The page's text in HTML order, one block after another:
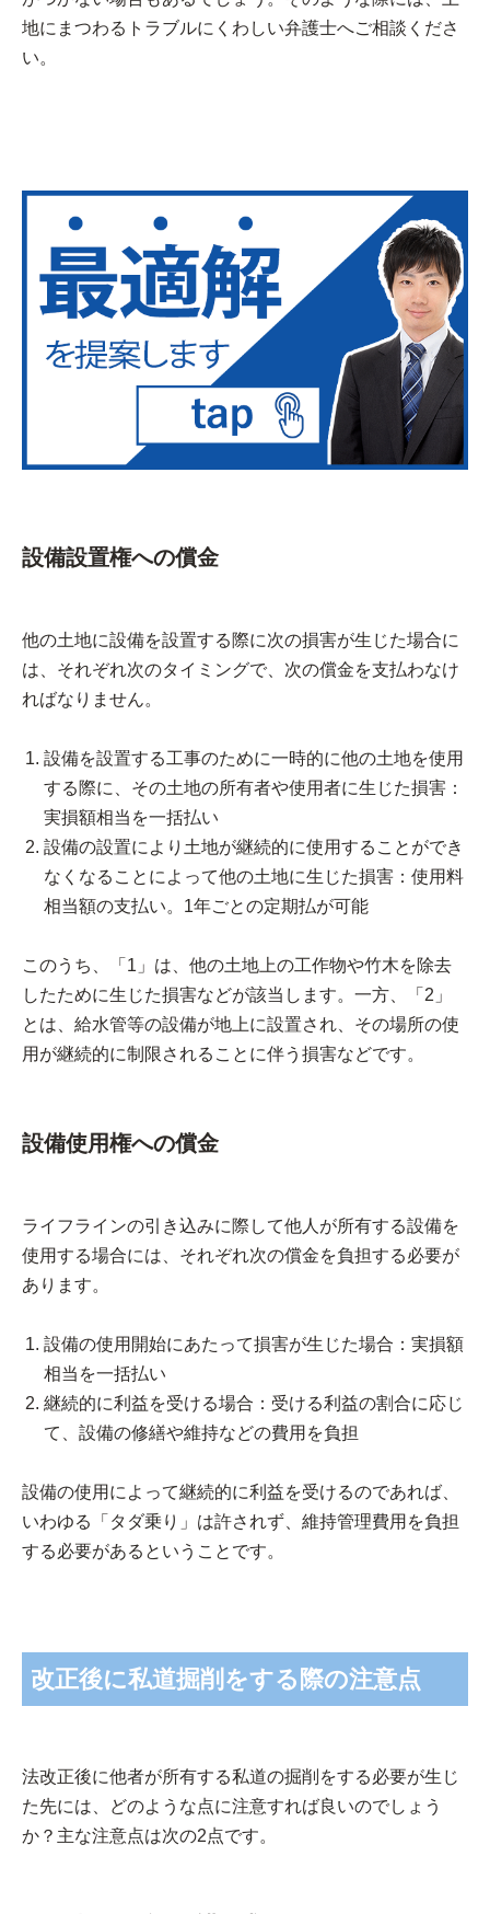
地にまつわるトラブルにくわしい弁護士へご相談くださ
い。
設備設置権への償金
他の土地に設備を設置する際に次の損害が生じた場合に
は、それぞれ次のタイミングで、次の償金を支払わなけ
ればなりません。
設備を設置する工事のために一時的に他の土地を使用
する際に、その土地の所有者や使用者に生じた損害：
実損額相当を一括払い
設備の設置により土地が継続的に使用することができ
なくなることによって他の土地に生じた損害：使用料
相当額の支払い。1年ごとの定期払が可能
このうち、「1」は、他の土地上の工作物や竹木を除去
したために生じた損害などが該当します。一方、「2」
とは、給水管等の設備が地上に設置され、その場所の使
用が継続的に制限されることに伴う損害などです。
設備使用権への償金
ライフラインの引き込みに際して他人が所有する設備を
使用する場合には、それぞれ次の償金を負担する必要が
あります。
設備の使用開始にあたって損害が生じた場合：実損額
相当を一括払い
継続的に利益を受ける場合：受ける利益の割合に応じ
て、設備の修繕や維持などの費用を負担
設備の使用によって継続的に利益を受けるのであれば、
いわゆる「タダ乗り」は許されず、維持管理費用を負担
する必要があるということです。
改正後に私道掘削をする際の注意点
法改正後に他者が所有する私道の掘削をする必要が生じ
た先には、どのような点に注意すれば良いのでしょう
か？主な注意点は次の2点です。